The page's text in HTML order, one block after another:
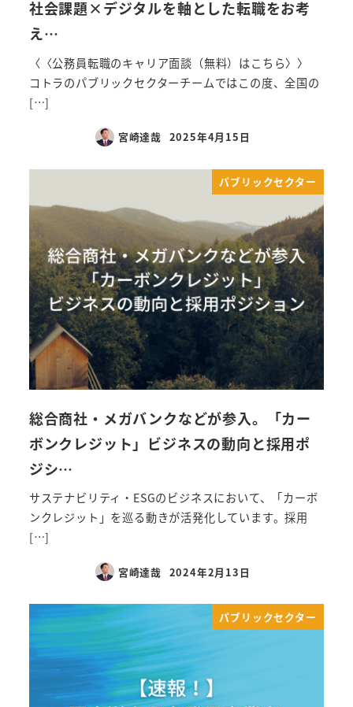
社会課題×デジタルを軸とした転職をお考
え…
〈〈公務員転職のキャリア面談（無料）はこちら〉〉
コトラのパブリックセクターチームではこの度、全国の
[…]
宮崎達哉 2025年4月15日
パブリックセクター
総合商社・メガバンクなどが参入。「カー
ボンクレジット」ビジネスの動向と採用ポ
ジシ…
サステナビリティ・ESGのビジネスにおいて、「カーボ
ンクレジット」を巡る動きが活発化しています。採用
[…]
宮崎達哉 2024年2月13日
パブリックセクター